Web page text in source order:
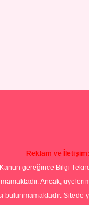
Reklam ve İletişim:
Kanun gereğince Bilgi
Ancak,
bulunmamaktadır.